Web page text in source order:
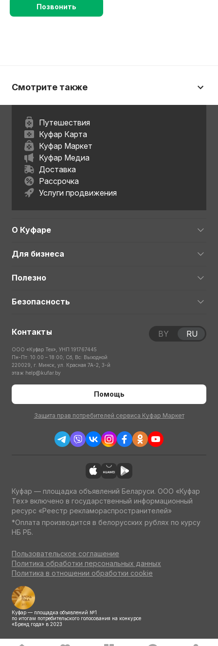
Позвонить
Смотрите также
Путешествия
Куфар Карта
Куфар Маркет
Куфар Медиа
Доставка
Рассрочка
Услуги продвижения
О Куфаре
Для бизнеса
Полезно
Безопасность
Контакты
ООО «Куфар Тех», УНП 191767445
Пн-Пт: 10:00 – 18:00; Сб, Вс: Выходной
220029, г. Минск, ул. Красная 7А-2, 3-й
этаж help@kufar.by
Помощь
Защита прав потребителей сервиса Куфар Маркет
BY RU
Куфар — площадка объявлений Беларуси. ООО «Куфар
Тех» включено в государственный информационный
ресурс «Реестр рекламораспространителей»
*Оплата производится в белорусских рублях по курсу
НБ РБ.
Пользовательское соглашение
Политика обработки персональных данных
Политика в отношении обработки cookie
Куфар — площадка объявлений №1
по итогам потребительского голосования на конкурсе
«Бренд года» в 2023